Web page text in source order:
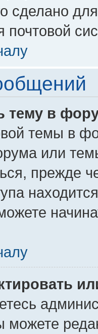
сделано
почтовой
тему в
темы в
или
прежде